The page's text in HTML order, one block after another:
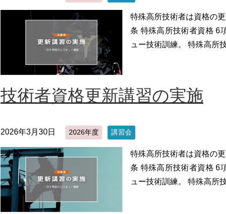
特殊高所技術者は資格の
条 特殊高所技術者資格 6
ュー技術訓練。 特殊高所
技術者資格更新講習の実施
2026年3月30日 2026年度 講習会
特殊高所技術者は資格の
条 特殊高所技術者資格 6
ュー技術訓練。 特殊高所